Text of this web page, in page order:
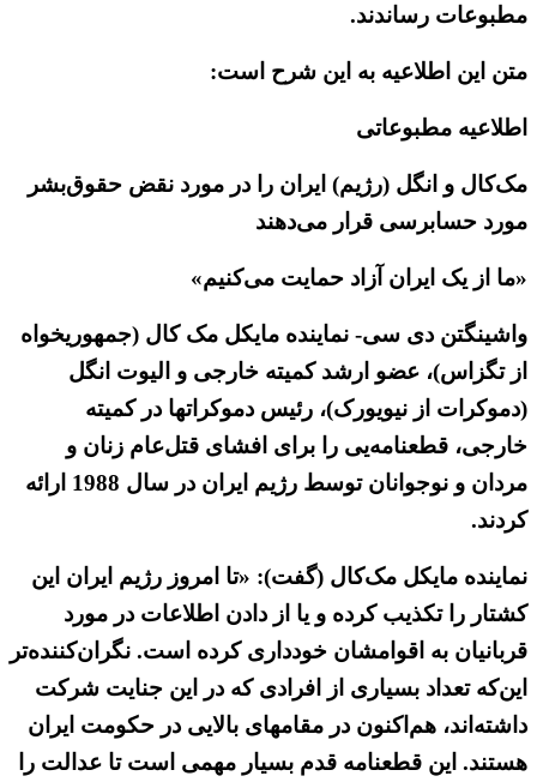
مطبوعات رساندند.
متن این اطلاعیه به این شرح است:
اطلاعیه مطبوعاتی
مک‌کال و انگل (رژیم) ایران را در مورد نقض حقوق‌بشر
مورد حسابرسی قرار می‌دهند
«ما از یک ایران آزاد حمایت می‌کنیم»
واشینگتن دی سی- نماینده مایکل مک کال (جمهوریخواه
از تگزاس)، عضو ارشد کمیته خارجی و الیوت انگل
(دموکرات از نیویورک)، رئیس دموکراتها در کمیته
خارجی، قطعنامه‌یی را برای افشای قتل‌عام زنان و
مردان و نوجوانان توسط رژیم ایران در سال 1988 ارائه
کردند.
نماینده مایکل مک‌کال (گفت): «تا امروز رژیم ایران این
کشتار را تکذیب کرده و یا از دادن اطلاعات در مورد
قربانیان به اقوامشان خودداری کرده است. نگران‌کننده‌تر
این‌که تعداد بسیاری از افرادی که در این جنایت شرکت
داشته‌اند، هم‌اکنون در مقامهای بالایی در حکومت ایران
هستند. این قطعنامه قدم بسیار مهمی است تا عدالت را